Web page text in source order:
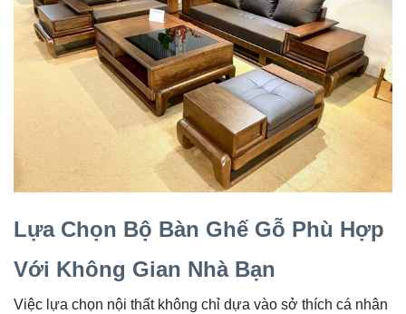
Lựa Chọn Bộ Bàn Ghế Gỗ Phù Hợp
Với Không Gian Nhà Bạn
Việc lựa chọn nội thất không chỉ dựa vào sở thích cá nhân